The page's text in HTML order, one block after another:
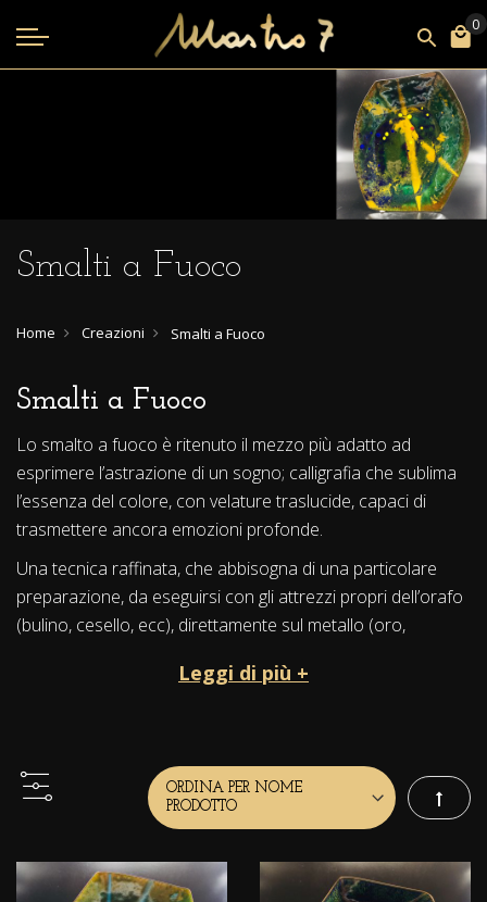
Smalti a Fuoco
Home Creazioni Smalti a Fuoco
Smalti a Fuoco
Lo smalto a fuoco è ritenuto il mezzo più adatto ad
esprimere l’astrazione di un sogno; calligrafia che sublima
l’essenza del colore, con velature traslucide, capaci di
trasmettere ancora emozioni profonde.
Una tecnica raffinata, che abbisogna di una particolare
preparazione, da eseguirsi con gli attrezzi propri dell’orafo
(bulino, cesello, ecc), direttamente sul metallo (oro,
Smalti, costituiti da materiali silicei, alcali e ossidi, che posti
Questi particolari creazioni, divengono ognuna dei pezzi
unici irripetibili nel tempo, con forme diverse, utilizzabili su
Leggi di più +